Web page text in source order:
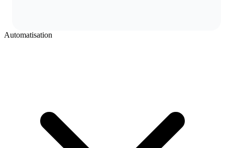
Automatisation